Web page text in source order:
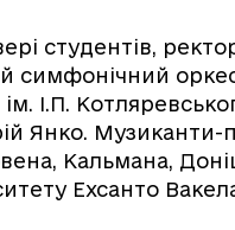
студентів,
симфонічний
І.П.
Янко. Музиканти-
Кальмана,
Ехсанто